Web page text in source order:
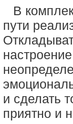
В
пути
и сделать
приятно и